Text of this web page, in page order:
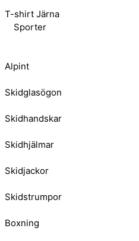
T-shirt Järna
Sporter
Alpint
Skidglasögon
Skidhandskar
Skidhjälmar
Skidjackor
Skidstrumpor
Boxning